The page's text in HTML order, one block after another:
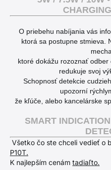
O priebehu nabíjania vás
ktorá sa postupne stmieva.
ktoré dokážu rozoznať
redukuje svoj
Schopnosť detekcie
upozorní
že kľúče, alebo kancelárske
SMART
Všetko čo ste chceli vedieť o
P10T.
K najlepším cenám tadiaľto.